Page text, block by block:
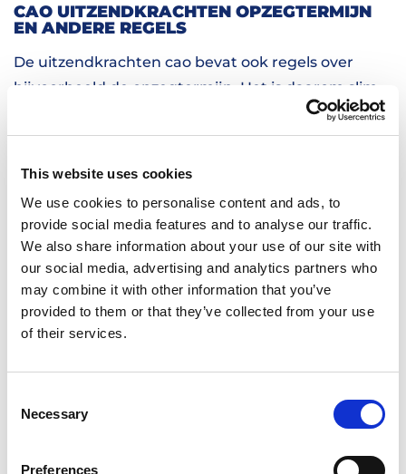
This website uses cookies
We use cookies to personalise content and ads, to
provide social media features and to analyse our traffic.
We also share information about your use of our site with
our social media, advertising and analytics partners who
may combine it with other information that you’ve
provided to them or that they’ve collected from your use
of their services.
Selection
Necessary
Preferences
CAO UITZENDKRACHTEN OPZEGTERMIJN
EN ANDERE REGELS
De uitzendkrachten cao bevat ook regels over
bijvoorbeeld de opzegtermijn. Het is daarom slim
om samen met je vaste HOBIJ-contactpersoon te
bekijken wat dit voor jou betekent.
MOET JE ZELF IETS REGELEN?
Nee, je hoeft zelf niets te doen. Wij regelen de
overgang naar de nieuwe cao uitzendkrachten
2026. Heb je vragen? Neem contact op met je
vaste contactpersoon of volgonze
Instagrampagina . We updaten dit blog zodra er
TALEN
heeft een video gemaakt waarin de veranderingen